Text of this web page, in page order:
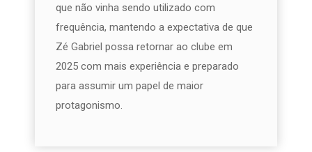
que não vinha sendo utilizado com
frequência, mantendo a expectativa de que
Zé Gabriel possa retornar ao clube em
2025 com mais experiência e preparado
para assumir um papel de maior
protagonismo.